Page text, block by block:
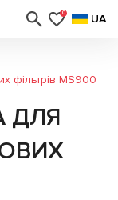
0 UA
фільтрів MS900
ДЛЯ